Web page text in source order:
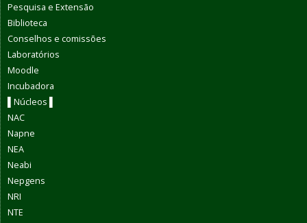
Pesquisa e Extensão
Biblioteca
Conselhos e comissões
Laboratórios
Moodle
Incubadora
▌Núcleos ▌
NAC
Napne
NEA
Neabi
Nepgens
NRI
NTE